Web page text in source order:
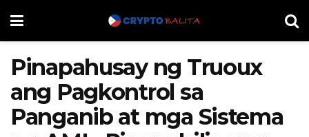
Pinapahusay ng Truoux
ang Pagkontrol sa
Panganib at mga Sistema